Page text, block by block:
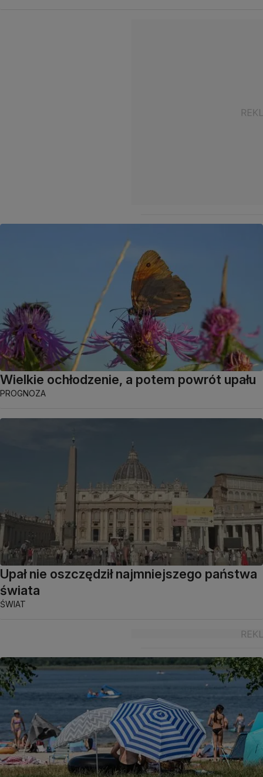
Wielkie ochłodzenie, a potem powrót upału
PROGNOZA
Upał nie oszczędził najmniejszego państwa
świata
ŚWIAT